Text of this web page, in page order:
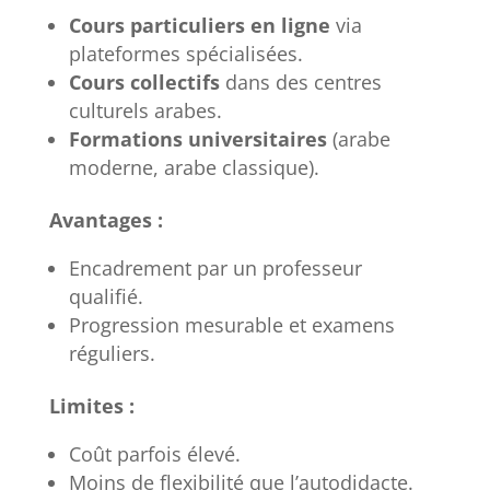
Cours particuliers en ligne via
plateformes spécialisées.
Cours collectifsdans des centres
culturels arabes.
Formations universitaires(arabe
moderne, arabe classique).
Avantages :
Encadrement par un professeur
qualifié.
Progression mesurable et examens
réguliers.
Limites :
Coût parfois élevé.
Moins de flexibilité que l’autodidacte.